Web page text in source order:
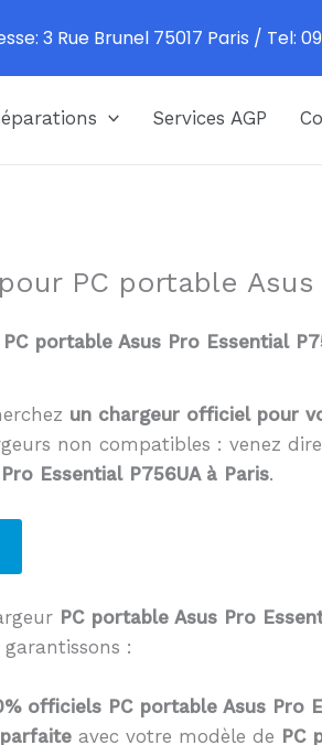
Services AGP
PC portable
PC portable Asus Pro Essential
un chargeur officiel pour
non compatibles : venez
Essential P756UA à Paris.
PC portable Asus Pro
garantissons :
officiels PC portable Asus Pro
avec votre modèle de PC
3 Rue Brunel 75017 Paris / Tel: